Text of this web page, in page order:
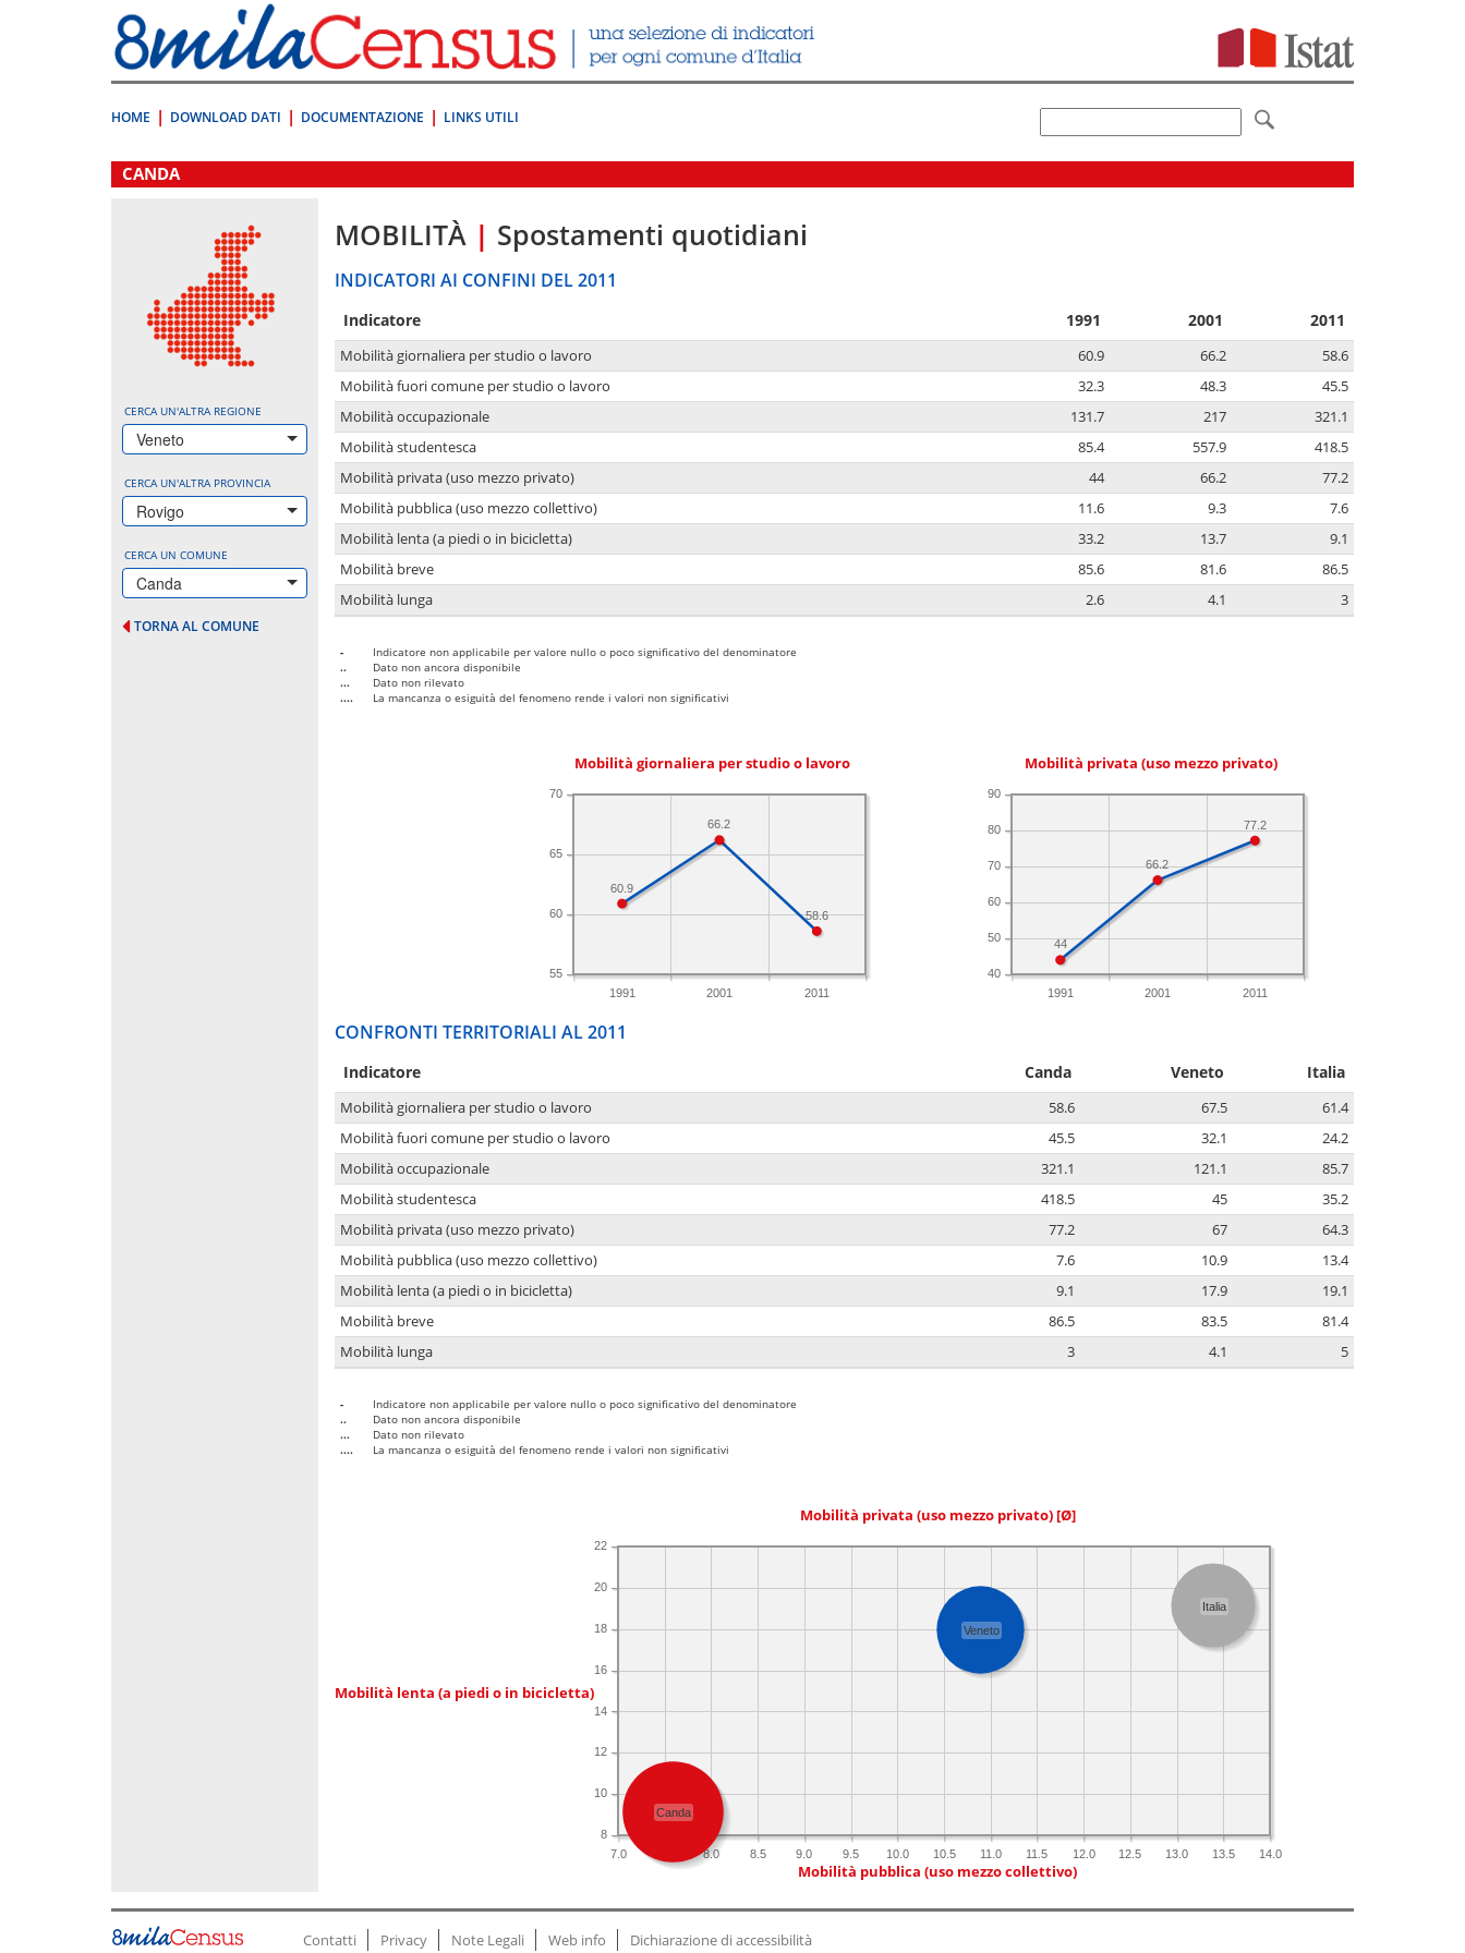
direttamente
a:
Contenuto
HOME DOWNLOAD DATI DOCUMENTAZIONE LINKS UTILI
.
CANDA
CERCA UN'ALTRA REGIONE
Veneto
CERCA UN'ALTRA PROVINCIA
Rovigo
CERCA UN COMUNE
Canda
TORNA AL COMUNE
MOBILITÀ | Spostamenti quotidiani
INDICATORI AI CONFINI DEL 2011
Indicatore 1991 2001 2011
Mobilità giornaliera per studio o lavoro 60.9 66.2
58.6
Mobilità fuori comune per studio o lavoro
32.3 48.3
45.5
Mobilità occupazionale
131.7 217
321.1
Mobilità studentesca
85.4 557.9
418.5
Mobilità privata (uso mezzo privato)
44 66.2
77.2
Mobilità pubblica (uso mezzo collettivo)
11.6 9.3
7.6
Mobilità lenta (a piedi o in bicicletta)
33.2 13.7
9.1
Mobilità breve
85.6 81.6
86.5
Mobilità lunga
2.6 4.1 3
-
Indicatore non applicabile per valore nullo o poco significativo del denominatore
..
Dato non ancora disponibile
...
Dato non rilevato
....
La mancanza o esiguità del fenomeno rende i valori non significativi
Mobilità giornaliera per studio o lavoro
1991 2001 2011
55
60
65
70
58.6
66.2
60.9
Mobilità privata (uso mezzo privato)
1991 2001 2011
40
50
60
70
80
90
77.2
66.2
44
CONFRONTI TERRITORIALI AL 2011
Indicatore Canda Veneto Italia
Mobilità giornaliera per studio o lavoro 58.6 67.5
61.4
Mobilità fuori comune per studio o lavoro
45.5 32.1
24.2
Mobilità occupazionale
321.1 121.1
85.7
Mobilità studentesca
418.5 45
35.2
Mobilità privata (uso mezzo privato)
77.2 67
64.3
Mobilità pubblica (uso mezzo collettivo)
7.6 10.9
13.4
Mobilità lenta (a piedi o in bicicletta)
9.1 17.9
19.1
Mobilità breve
86.5 83.5
81.4
Mobilità lunga
3 4.1 5
-
Indicatore non applicabile per valore nullo o poco significativo del denominatore
..
Dato non ancora disponibile
...
Dato non rilevato
....
La mancanza o esiguità del fenomeno rende i valori non significativi
Mobilità privata (uso mezzo privato) [Ø]
Mobilità lenta (a piedi o in bicicletta)
7.0 8.0 8.5 9.0 9.5 10.0 10.5 11.0 11.5 12.0 12.5 13.0 13.5 14.0
8
10
12
14
16
18
20
22
Canda
Veneto
Italia
Mobilità pubblica (uso mezzo collettivo)
Contatti Privacy Note Legali Web info Dichiarazione di accessibilità